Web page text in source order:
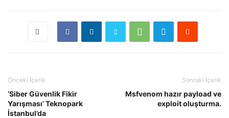
Önceki İçerik
‘Siber Güvenlik Fikir
Yarışması’ Teknopark
İstanbul’da
Sonraki İçerik
Msfvenom hazır payload ve
exploit oluşturma.